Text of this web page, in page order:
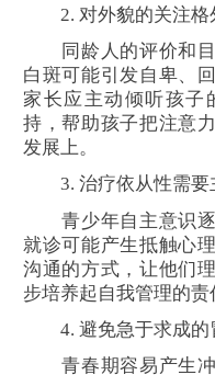
2. 对外貌的关注格
同龄人的评价和目
白斑可能引发自卑、
家长应主动倾听孩子
持，帮助孩子把注意
发展上。
3. 治疗依从性需要
青少年自主意识逐
就诊可能产生抵触心
沟通的方式，让他们
步培养起自我管理的责
4. 避免急于求成的
青春期容易产生冲